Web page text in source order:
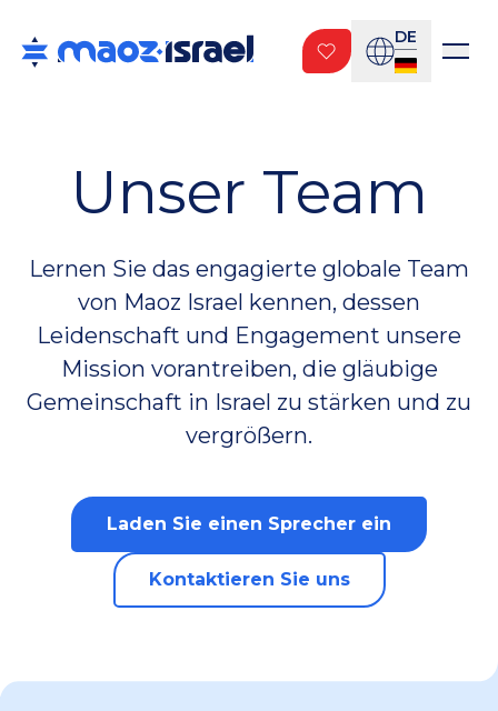
DE
Unser Team
Lernen Sie das engagierte globale Team
von Maoz Israel kennen, dessen
Leidenschaft und Engagement unsere
Mission vorantreiben, die gläubige
Gemeinschaft in Israel zu stärken und zu
vergrößern.
Laden Sie einen Sprecher ein
Kontaktieren Sie uns